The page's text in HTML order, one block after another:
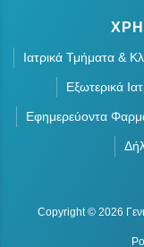
Ιατρικά Τμήματα &
Εξωτερικά
Εφημερεύοντα
Copyright © 2026